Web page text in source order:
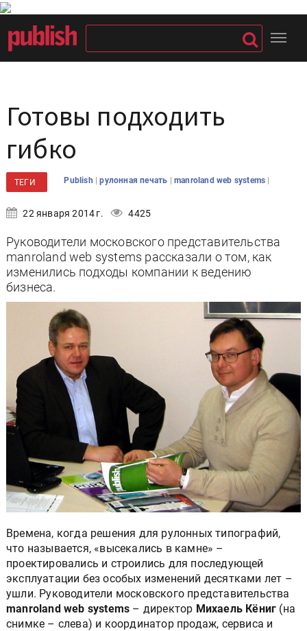
Готовы подходить
гибко
ТЕГИ Publish |рулонная печать |manroland web systems |
22 января 2014 г. 4425
Руководители московского представительства
manroland web systems рассказали о том, как
изменились подходы компании к ведению
бизнеса.
Времена, когда решения для рулонных типографий,
что называется, «высекались в камне» –
проектировались и строились для последующей
эксплуатации без особых изменений десятками лет –
ушли. Руководители московского представительства
manroland web systems – директор Михаель Кёниг (на
снимке – слева) и координатор продаж, сервиса и